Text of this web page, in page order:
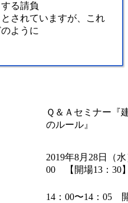
る請負
されていますが、これ
ように
Ｑ＆Ａセミナー『
のルール』
2019年8月28日（
00 【開場13：30
14：00〜14：05